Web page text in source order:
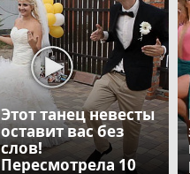
Этот танец невесты
оставит вас без
слов!
Пересмотрела 10